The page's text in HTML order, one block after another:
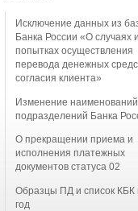
Исключение данных из
Банка России «О случаях
попытках осуществления
перевода денежных
согласия клиента»
Изменение наименований
подразделений Банка
О прекращении приема и
исполнения платежных
документов статуса 02
Образцы ПД и список КБК
год